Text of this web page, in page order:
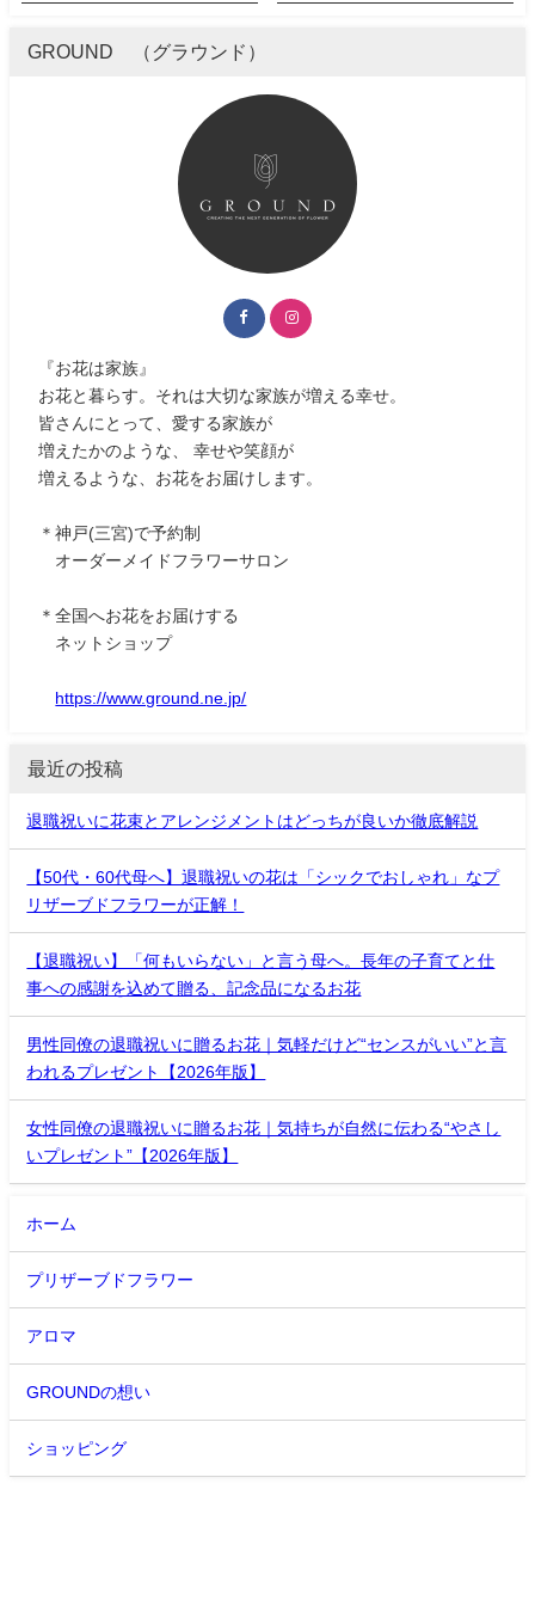
GROUND （グラウンド）
『お花は家族』
お花と暮らす。それは大切な家族が増える幸せ。
皆さんにとって、愛する家族が
増えたかのような、 幸せや笑顔が
増えるような、お花をお届けします。
＊神戸(三宮)で予約制
オーダーメイドフラワーサロン
＊全国へお花をお届けする
ネットショップ
https://www.ground.ne.jp/
最近の投稿
退職祝いに花束とアレンジメントはどっちが良いか徹底解説
【50代・60代母へ】退職祝いの花は「シックでおしゃれ」なプ
リザーブドフラワーが正解！
【退職祝い】「何もいらない」と言う母へ。長年の子育てと仕
事への感謝を込めて贈る、記念品になるお花
男性同僚の退職祝いに贈るお花｜気軽だけど“センスがいい”と言
われるプレゼント【2026年版】
女性同僚の退職祝いに贈るお花｜気持ちが自然に伝わる“やさし
いプレゼント”【2026年版】
ホーム
プリザーブドフラワー
アロマ
GROUNDの想い
ショッピング